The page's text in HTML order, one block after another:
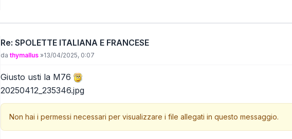
Re: SPOLETTE ITALIANA E FRANCESE
Messaggio
da thymallus »13/04/2025, 0:07
Giusto usti la M76
20250412_235346.jpg
Non hai i permessi necessari per visualizzare i file allegati in questo messaggio.